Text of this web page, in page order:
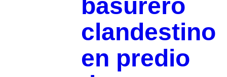
basurero
clandestino
en predio